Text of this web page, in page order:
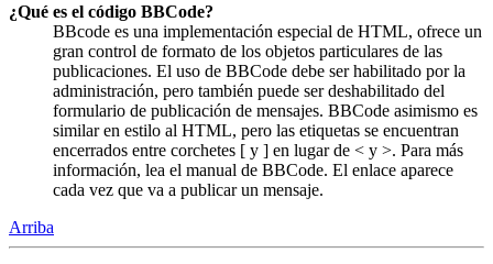
¿Qué es el código BBCode?
BBcode es una implementación especial de HTML, ofrece un
gran control de formato de los objetos particulares de las
publicaciones. El uso de BBCode debe ser habilitado por la
administración, pero también puede ser deshabilitado del
formulario de publicación de mensajes. BBCode asimismo es
similar en estilo al HTML, pero las etiquetas se encuentran
encerrados entre corchetes [ y ] en lugar de < y >. Para más
información, lea el manual de BBCode. El enlace aparece
cada vez que va a publicar un mensaje.
Arriba